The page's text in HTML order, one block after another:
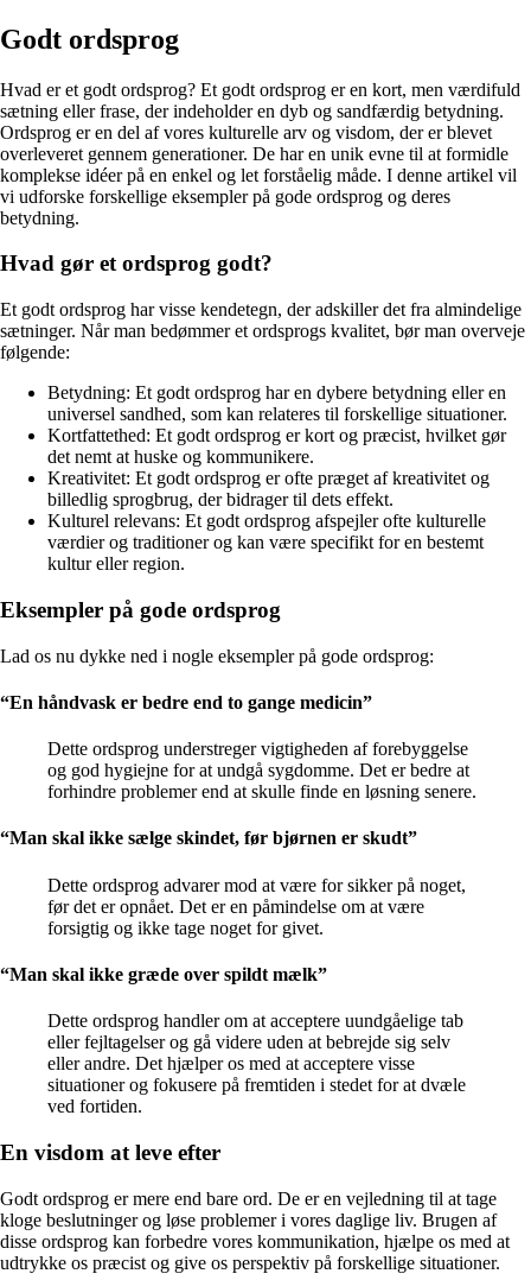
Godt ordsprog
Hvad er et godt ordsprog? Et godt ordsprog er en kort, men værdifuld
sætning eller frase, der indeholder en dyb og sandfærdig betydning.
Ordsprog er en del af vores kulturelle arv og visdom, der er blevet
overleveret gennem generationer. De har en unik evne til at formidle
komplekse idéer på en enkel og let forståelig måde. I denne artikel vil
vi udforske forskellige eksempler på gode ordsprog og deres
betydning.
Hvad gør et ordsprog godt?
Et godt ordsprog har visse kendetegn, der adskiller det fra almindelige
sætninger. Når man bedømmer et ordsprogs kvalitet, bør man overveje
følgende:
Betydning: Et godt ordsprog har en dybere betydning eller en
universel sandhed, som kan relateres til forskellige situationer.
Kortfattethed: Et godt ordsprog er kort og præcist, hvilket gør
det nemt at huske og kommunikere.
Kreativitet: Et godt ordsprog er ofte præget af kreativitet og
billedlig sprogbrug, der bidrager til dets effekt.
Kulturel relevans: Et godt ordsprog afspejler ofte kulturelle
værdier og traditioner og kan være specifikt for en bestemt
kultur eller region.
Eksempler på gode ordsprog
Lad os nu dykke ned i nogle eksempler på gode ordsprog:
“En håndvask er bedre end to gange medicin”
Dette ordsprog understreger vigtigheden af forebyggelse
og god hygiejne for at undgå sygdomme. Det er bedre at
forhindre problemer end at skulle finde en løsning senere.
“Man skal ikke sælge skindet, før bjørnen er skudt”
Dette ordsprog advarer mod at være for sikker på noget,
før det er opnået. Det er en påmindelse om at være
forsigtig og ikke tage noget for givet.
“Man skal ikke græde over spildt mælk”
Dette ordsprog handler om at acceptere uundgåelige tab
eller fejltagelser og gå videre uden at bebrejde sig selv
eller andre. Det hjælper os med at acceptere visse
situationer og fokusere på fremtiden i stedet for at dvæle
ved fortiden.
En visdom at leve efter
Godt ordsprog er mere end bare ord. De er en vejledning til at tage
kloge beslutninger og løse problemer i vores daglige liv. Brugen af
disse ordsprog kan forbedre vores kommunikation, hjælpe os med at
udtrykke os præcist og give os perspektiv på forskellige situationer.